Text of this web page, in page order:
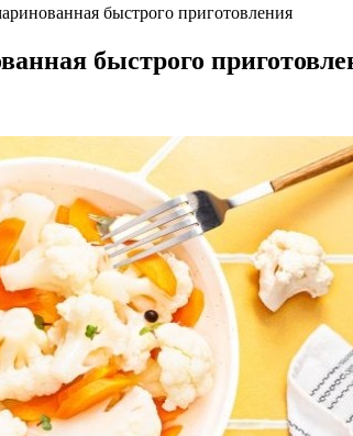
быстрого приготовления
быстрого